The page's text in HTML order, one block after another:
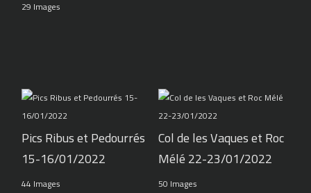
29 Images
Pics Ribus et Pedourrés
15-16/01/2022
44 Images
Col de les Vaques et Roc
Mélé 22-23/01/2022
50 Images